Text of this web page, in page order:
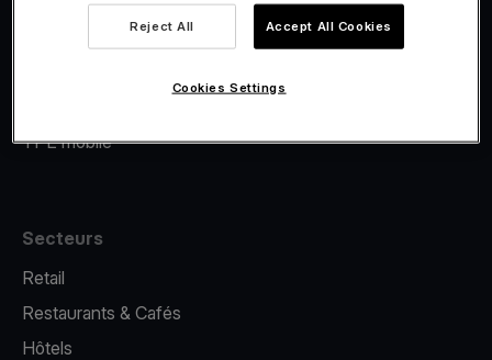
Financement Viva.com
TPE mobile
Secteurs
Retail
Restaurants & Cafés
Hôtels
Reject All Accept All Cookies
Cookies Settings